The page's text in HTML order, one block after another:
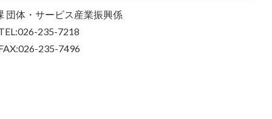
団体・サービス産業振興係
235-7218
235-7496